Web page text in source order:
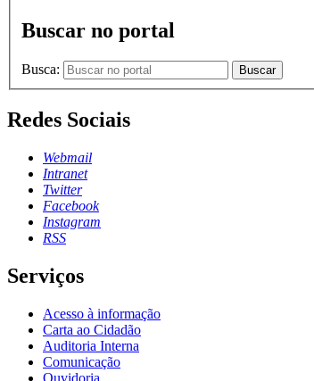
Buscar no portal
Busca: Buscar
Redes Sociais
Webmail
Intranet
Twitter
Facebook
Instagram
RSS
Serviços
Acesso à informação
Carta ao Cidadão
Auditoria Interna
Comunicação
Ouvidoria